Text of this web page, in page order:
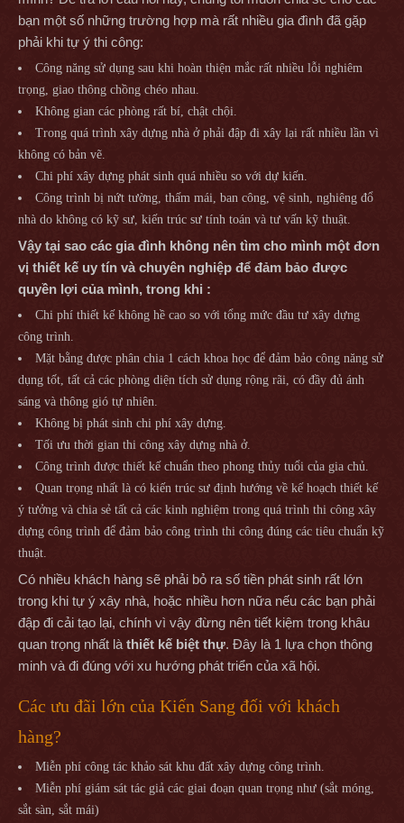
bạn một số những trường hợp mà rất nhiều gia đình đã gặp
phải khi tự ý thi công:
Công năng sử dụng sau khi hoàn thiện mắc rất nhiều lỗi nghiêm
trọng, giao thông chồng chéo nhau.
Không gian các phòng rất bí, chật chội.
Trong quá trình xây dựng nhà ở phải đập đi xây lại rất nhiều lần vì
không có bản vẽ.
Chi phí xây dựng phát sinh quá nhiều so với dự kiến.
Công trình bị nứt tường, thấm mái, ban công, vệ sinh, nghiêng đổ
nhà do không có kỹ sư, kiến trúc sư tính toán và tư vấn kỹ thuật.
Vậy tại sao các gia đình không nên tìm cho mình một đơn
vị thiết kế uy tín và chuyên nghiệp để đảm bảo được
quyền lợi của mình, trong khi :
Chi phí thiết kế không hề cao so với tổng mức đầu tư xây dựng
công trình.
Mặt bằng được phân chia 1 cách khoa học để đảm bảo công năng sử
dụng tốt, tất cả các phòng diện tích sử dụng rộng rãi, có đầy đủ ánh
sáng và thông gió tự nhiên.
Không bị phát sinh chi phí xây dựng.
Tối ưu thời gian thi công xây dựng nhà ở.
Công trình được thiết kế chuẩn theo phong thủy tuổi của gia chủ.
Quan trọng nhất là có kiến trúc sư định hướng về kế hoạch thiết kế
ý tưởng và chia sẻ tất cả các kinh nghiệm trong quá trình thi công xây
dựng công trình để đảm bảo công trình thi công đúng các tiêu chuẩn kỹ
thuật.
Có nhiều khách hàng sẽ phải bỏ ra số tiền phát sinh rất lớn
trong khi tự ý xây nhà, hoặc nhiều hơn nữa nếu các bạn phải
đập đi cải tạo lại, chính vì vậy đừng nên tiết kiệm trong khâu
quan trọng nhất là thiết kế biệt thự. Đây là 1 lựa chọn thông
minh và đi đúng với xu hướng phát triển của xã hội.
Các ưu đãi lớn của Kiến Sang đối với khách
hàng?
Miễn phí công tác khảo sát khu đất xây dựng công trình.
Miễn phí giám sát tác giả các giai đoạn quan trọng như (sắt móng,
sắt sàn, sắt mái)